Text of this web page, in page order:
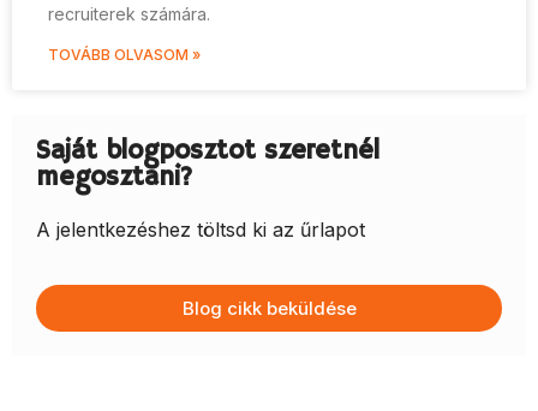
recruiterek számára.
TOVÁBB OLVASOM »
Saját blogposztot szeretnél
megosztani?
A jelentkezéshez töltsd ki az űrlapot
Blog cikk beküldése